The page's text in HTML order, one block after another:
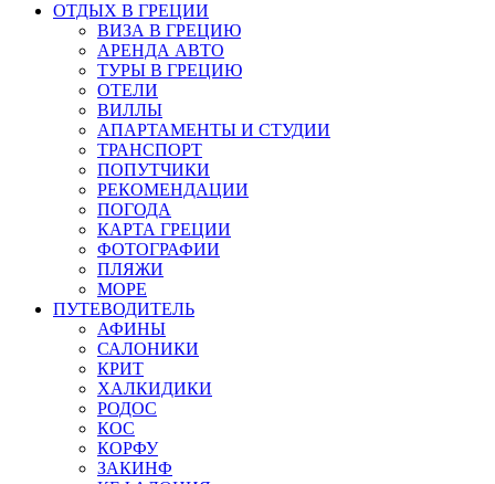
ОТДЫХ В ГРЕЦИИ
ВИЗА В ГРЕЦИЮ
АРЕНДА АВТО
ТУРЫ В ГРЕЦИЮ
ОТЕЛИ
ВИЛЛЫ
АПАРТАМЕНТЫ И СТУДИИ
ТРАНСПОРТ
ПОПУТЧИКИ
РЕКОМЕНДАЦИИ
ПОГОДА
КАРТА ГРЕЦИИ
ФОТОГРАФИИ
ПЛЯЖИ
МОРЕ
ПУТЕВОДИТЕЛЬ
АФИНЫ
САЛОНИКИ
КРИТ
ХАЛКИДИКИ
РОДОС
КОС
КОРФУ
ЗАКИНФ